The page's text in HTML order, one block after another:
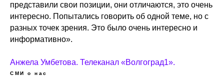
представили свои позиции, они отличаются, это очень
интересно. Попытались говорить об одной теме, но с
разных точек зрения. Это было очень интересно и
информативно».
Анжела Умбетова. Телеканал «Волгоград1».
СМИ о нас